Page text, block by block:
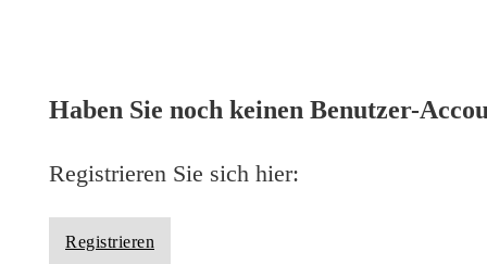
Haben Sie noch keinen Benutzer-
Registrieren Sie sich hier:
Registrieren